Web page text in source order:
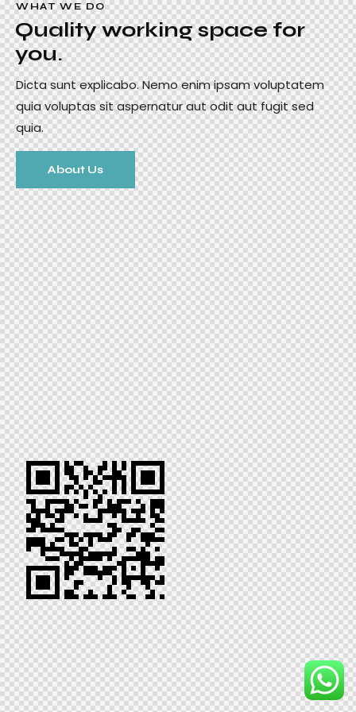
WHAT WE DO
Quality working space for
you.
Dicta sunt explicabo. Nemo enim ipsam voluptatem
quia voluptas sit aspernatur aut odit aut fugit sed
quia.
About Us